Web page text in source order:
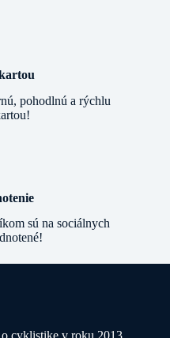
pohodlnú a rýchlu
sú na sociálnych
cyklistike v roku 2013,